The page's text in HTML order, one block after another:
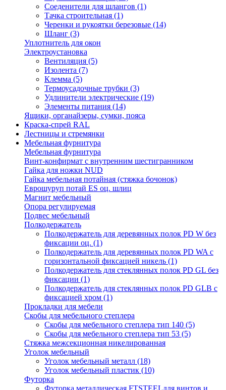
Соеденители для шлангов (1)
Тачка строительная (1)
Черенки и рукоятки березовые (14)
Шланг (3)
Уплотнитель для окон
Электроустановка
Вентиляция (5)
Изолента (7)
Клемма (5)
Термоусадочные трубки (3)
Удлинители электрические (19)
Элементы питания (14)
Ящики, органайзеры, сумки, пояса
Краска-спрей RAL
Лестницы и стремянки
Мебельная фурнитура
Мебельная фурнитура
Винт-конфирмат с внутренним шестигранником
Гайка для ножки NUD
Гайка мебельная потайная (стяжка бочонок)
Еврошуруп потай ES оц. шлиц
Магнит мебельный
Опора регулируемая
Подвес мебельный
Полкодержатель
Полкодержатель для деревянных полок PD W без
фиксации оц. (1)
Полкодержатель для деревянных полок PD WA с
горизонтальной фиксацией никель (1)
Полкодержатель для стеклянных полок PD GL без
фиксации (1)
Полкодержатель для стеклянных полок PD GLВ с
фиксацией хром (1)
Прокладки для мебели
Скобы для мебельного степлера
Скобы для мебельного степлера тип 140 (5)
Скобы для мебельного степлера тип 53 (5)
Стяжка межсекционная никелированная
Уголок мебельный
Уголок мебельный металл (18)
Уголок мебельный пластик (10)
Футорка
Футорка металлическая FTSTEELдля винтов и